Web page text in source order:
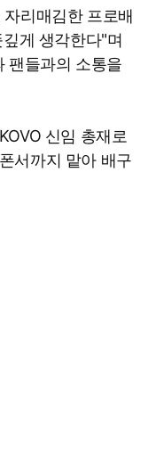
리매김한 프로배
게 생각한다"며
팬들과의 소통을
신임 총재로
서까지 맡아 배구